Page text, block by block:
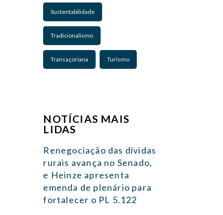
Sustentabilidade
Tradicionalismo
Transaçoriana Turismo
NOTÍCIAS MAIS
LIDAS
Renegociação das dívidas
rurais avança no Senado,
e Heinze apresenta
emenda de plenário para
fortalecer o PL 5.122